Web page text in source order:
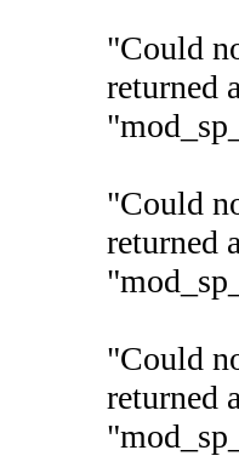
"Could
returned
"Could
returned
"Could
returned